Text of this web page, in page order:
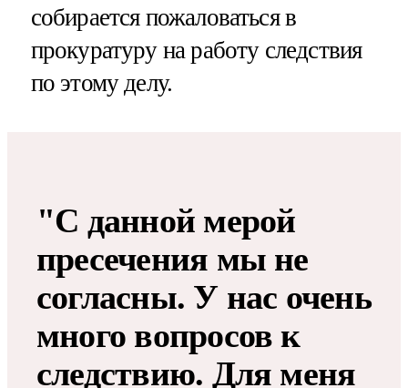
собирается пожаловаться в
прокуратуру на работу следствия
по этому делу.
"С данной мерой
пресечения мы не
согласны. У нас очень
много вопросов к
следствию. Для меня